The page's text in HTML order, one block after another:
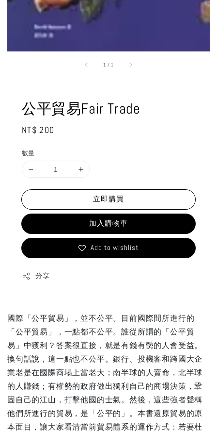
1 / 1
公平貿易Fair Trade
Regular
NT$ 200
數量
立即購買
加入購物車
Add to wishlist
分享
國際「公平貿易」，並不公平。目前國際間所進行的
「公平貿易」，一點都不公平。誰從所謂的「公平貿
易」中獲利？答案很直接，就是有錢有勢的人會受益。
換句話說，這一點也不公平。銀行、投機客和跨國大企
業老是在國際商場上當老大；南半球的人賣命，北半球
的人賺錢；有權勢的政府做出獨利自己的商場決策，鞏
固自己的江山，打擊他國的士氣。然後，這些強者聲稱
他們所進行的貿易，是「公平的」。本書還原貿易的原
本面目，讓大家看清當前貿易體系的運作方式：若要杜